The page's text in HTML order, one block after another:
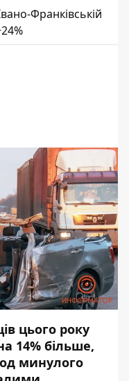
Франківській
цього року
14% більше,
минулого